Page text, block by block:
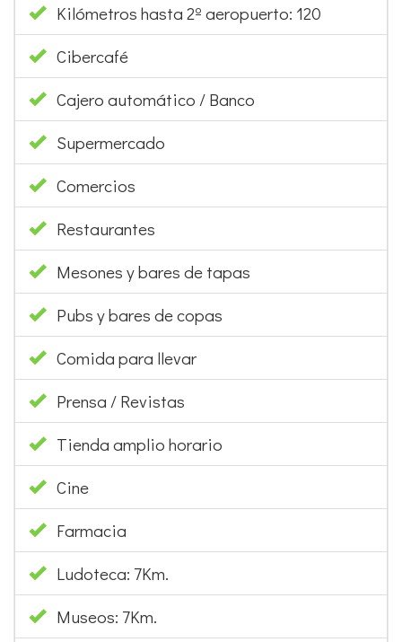
Kilómetros hasta 2º aeropuerto: 120
Cibercafé
Cajero automático / Banco
Supermercado
Comercios
Restaurantes
Mesones y bares de tapas
Pubs y bares de copas
Comida para llevar
Prensa / Revistas
Tienda amplio horario
Cine
Farmacia
Ludoteca: 7Km.
Museos: 7Km.